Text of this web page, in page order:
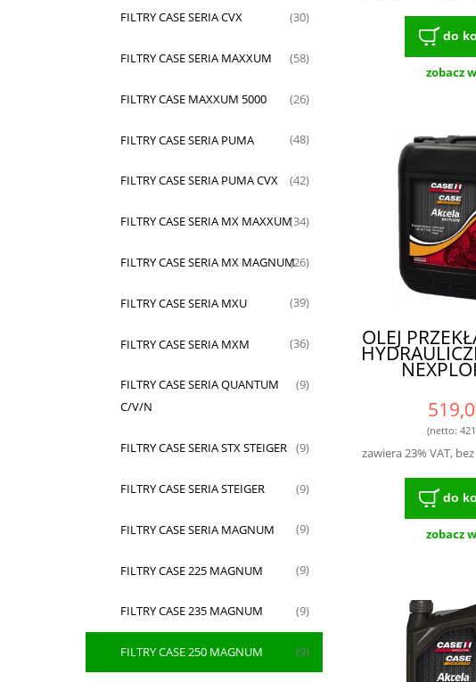
FILTRY CASE SERIA CVX (30)
FILTRY CASE SERIA MAXXUM (58)
FILTRY CASE MAXXUM 5000 (26)
FILTRY CASE SERIA PUMA (48)
FILTRY CASE SERIA PUMA CVX (42)
FILTRY CASE SERIA MX MAXXUM(34)
FILTRY CASE SERIA MX MAGNUM(26)
FILTRY CASE SERIA MXU (39)
FILTRY CASE SERIA MXM (36)
FILTRY CASE SERIA QUANTUM
C/V/N
(9)
FILTRY CASE SERIA STX STEIGER (9)
FILTRY CASE SERIA STEIGER (9)
FILTRY CASE SERIA MAGNUM (9)
FILTRY CASE 225 MAGNUM (9)
FILTRY CASE 235 MAGNUM (9)
FILTRY CASE 250 MAGNUM (9)
do
zobacz
OLEJ
(netto:
zawiera 23% VAT,
do
zobacz